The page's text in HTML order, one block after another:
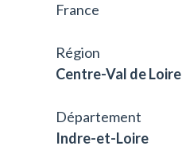
France
Région
Centre-Val de Loire
Département
Indre-et-Loire